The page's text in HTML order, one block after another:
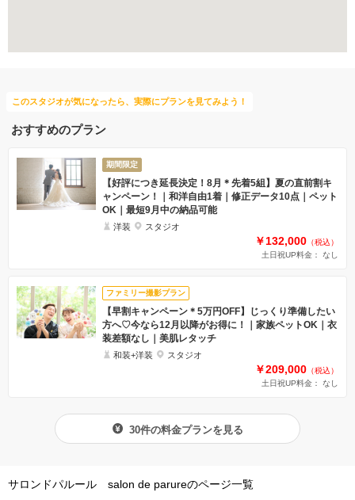
このスタジオが気になったら、実際にプランを見てみよう！
おすすめのプラン
期間限定
【好評につき延長決定！8月＊先着5組】夏の直前割キ
ャンペーン！｜和洋自由1着｜修正データ10点｜ペット
OK｜最短9月中の納品可能
洋装 スタジオ
￥132,000 （税込）
土日祝UP料金： なし
ファミリー撮影プラン
【早割キャンペーン＊5万円OFF】じっくり準備したい
方へ♡今なら12月以降がお得に！｜家族ペットOK｜衣
装差額なし｜美肌レタッチ
和装+洋装 スタジオ
￥209,000 （税込）
土日祝UP料金： なし
30件の料金プランを見る
サロンドパルール salon de parureのページ一覧